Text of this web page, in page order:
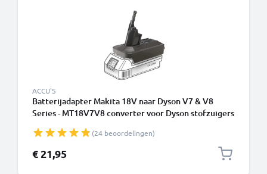
ACCU'S
Batterijadapter Makita 18V naar Dyson V7 & V8
Series - MT18V7V8 converter voor Dyson stofzuigers
(24 beoordelingen)
€ 21,95